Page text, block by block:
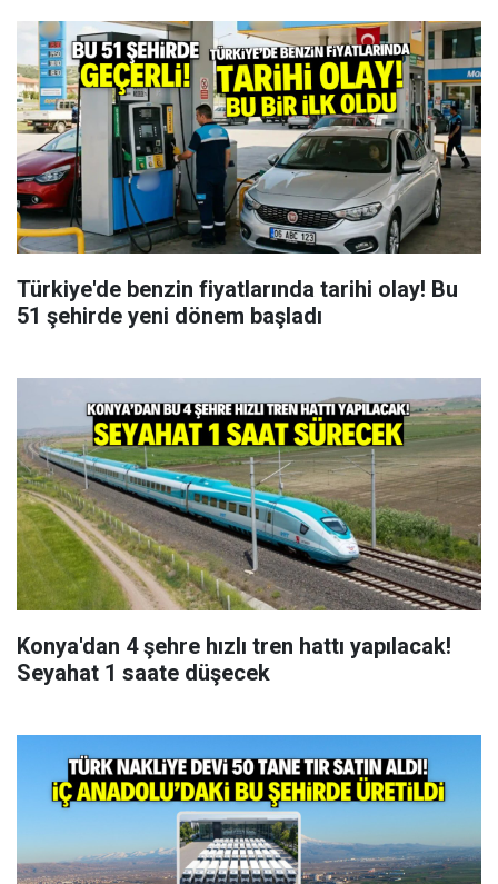
Türkiye'de benzin fiyatlarında tarihi olay! Bu
51 şehirde yeni dönem başladı
Konya'dan 4 şehre hızlı tren hattı yapılacak!
Seyahat 1 saate düşecek